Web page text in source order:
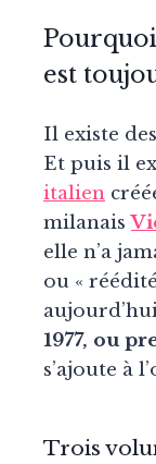
Pourquoi
est
Il existe
Et puis il
italien
milanais
elle n’a
ou «
1977, ou
s’ajoute à
Trois